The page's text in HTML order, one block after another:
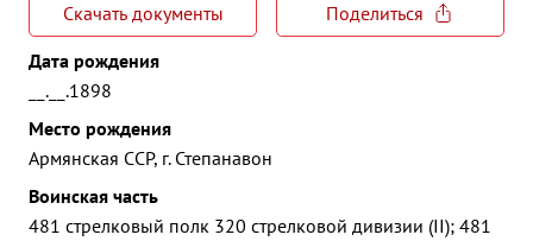
Скачать документы
Поделиться
Дата рождения
__.__.1898
Место рождения
Армянская ССР, г. Степанавон
Воинская часть
481 стрелковый полк 320 стрелковой дивизии (II); 481